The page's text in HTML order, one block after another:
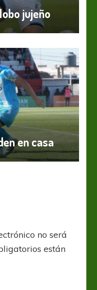
jujeño
en casa
no será
están